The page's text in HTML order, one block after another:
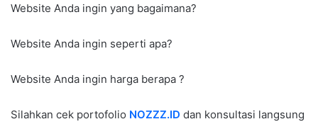
Website Anda ingin yang bagaimana?
Website Anda ingin seperti apa?
Website Anda ingin harga berapa ?
Silahkan cek portofolio NOZZZ.ID dan konsultasi langsung